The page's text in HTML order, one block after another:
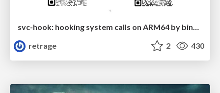
svc-hook: hooking system calls on ARM64 by binary rewriting
retrage
2 430